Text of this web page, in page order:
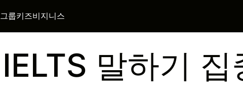
그룹키즈비지니스
IELTS 말하기 집